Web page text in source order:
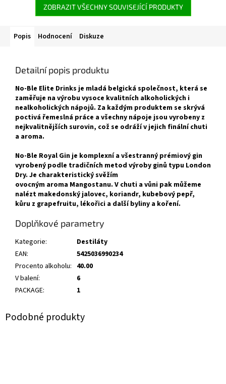
ZOBRAZIT VŠECHNY SOUVISEJÍCÍ PRODUKTY
Popis Hodnocení Diskuze
Detailní popis produktu
No-Ble Elite Drinks je mladá belgická společnost, která se
zaměřuje na výrobu vysoce kvalitních alkoholických i
nealkoholických nápojů. Za každým produktem se skrývá
poctivá řemeslná práce a všechny nápoje jsou vyrobeny z
nejkvalitnějších surovin, což se odráží v jejich finální chuti
a aroma.
No-Ble Royal Gin je komplexní a všestranný prémiový gin
vyrobený podle tradičních metod výroby ginů typu London
Dry. Je charakteristický svěžím
ovocným aroma Mangostanu. V chuti a vůni pak můžeme
nalézt makedonský jalovec, koriandr, kubebový pepř,
kůru z grapefruitu, lékořici a další byliny a koření.
Doplňkové parametry
Kategorie:
Destiláty
EAN:
5425036990234
Procento alkoholu: 40.00
V balení:
6
PACKAGE: 1